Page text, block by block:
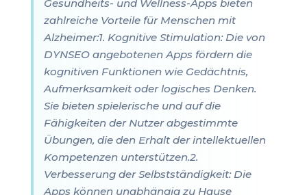
Gesundheits- und Wellness-Apps bieten
zahlreiche Vorteile für Menschen mit
Alzheimer:1. Kognitive Stimulation: Die von
DYNSEO angebotenen Apps fördern die
kognitiven Funktionen wie Gedächtnis,
Aufmerksamkeit oder logisches Denken.
Sie bieten spielerische und auf die
Fähigkeiten der Nutzer abgestimmte
Übungen, die den Erhalt der intellektuellen
Kompetenzen unterstützen.2.
Verbesserung der Selbstständigkeit: Die
Apps können unabhängig zu Hause